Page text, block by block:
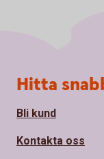
Sidfot
Hitta
Bli kund
Kontakta oss